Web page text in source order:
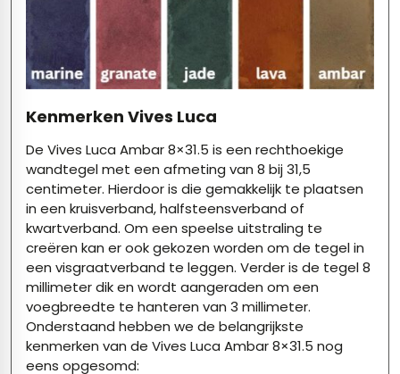
Kenmerken Vives Luca
De Vives Luca Ambar 8×31.5 is een rechthoekige
wandtegelmet een afmeting van 8 bij 31,5
centimeter. Hierdoor is die gemakkelijk te plaatsen
in een kruisverband, halfsteensverband of
kwartverband. Om een speelse uitstraling te
creëren kan er ook gekozen worden om de tegel in
een visgraatverband te leggen. Verder is de tegel 8
millimeter dik en wordt aangeraden om een
voegbreedte te hanteren van 3 millimeter.
Onderstaand hebben we de belangrijkste
kenmerken van de Vives Luca Ambar 8×31.5 nog
eens opgesomd: